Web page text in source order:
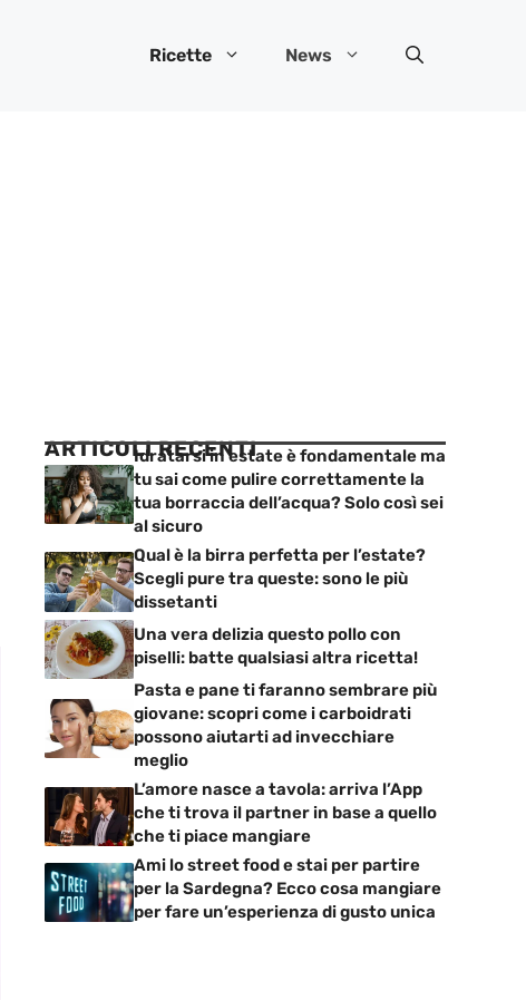
Ricette News
ARTICOLI RECENTI
Idratarsi in estate è fondamentale ma
tu sai come pulire correttamente la
tua borraccia dell’acqua? Solo così sei
al sicuro
Qual è la birra perfetta per l’estate?
Scegli pure tra queste: sono le più
dissetanti
Una vera delizia questo pollo con
piselli: batte qualsiasi altra ricetta!
Pasta e pane ti faranno sembrare più
giovane: scopri come i carboidrati
possono aiutarti ad invecchiare
meglio
L’amore nasce a tavola: arriva l’App
che ti trova il partner in base a quello
che ti piace mangiare
Ami lo street food e stai per partire
per la Sardegna? Ecco cosa mangiare
per fare un’esperienza di gusto unica